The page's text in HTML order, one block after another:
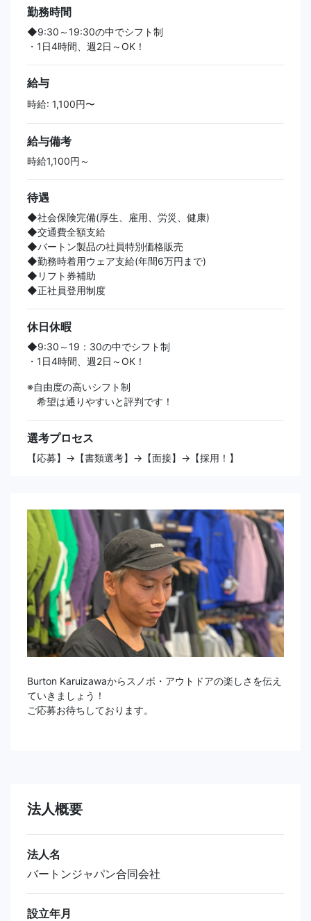
勤務時間
◆9:30～19:30の中でシフト制
・1日4時間、週2日～OK！
給与
時給: 1,100円〜
給与備考
時給1,100円～
待遇
◆社会保険完備(厚生、雇用、労災、健康)
◆交通費全額支給
◆バートン製品の社員特別価格販売
◆勤務時着用ウェア支給(年間6万円まで)
◆リフト券補助
◆正社員登用制度
休日休暇
◆9:30～19：30の中でシフト制
・1日4時間、週2日～OK！
※自由度の高いシフト制
希望は通りやすいと評判です！
選考プロセス
【応募】→【書類選考】→【面接】→【採用！】
Burton Karuizawaからスノボ・アウトドアの楽しさを伝え
ていきましょう！
ご応募お待ちしております。
法人概要
法人名
バートンジャパン合同会社
設立年月